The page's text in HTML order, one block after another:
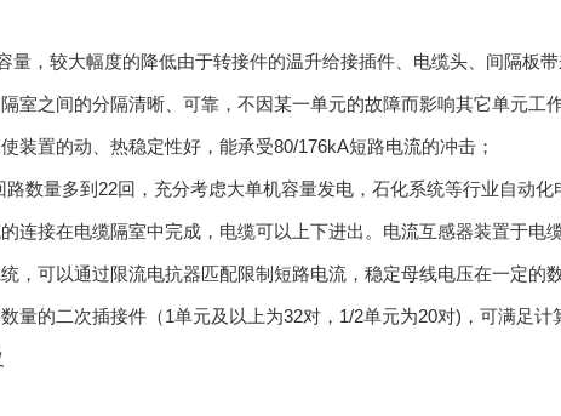
量，较大幅度的降低由于转接件的温升给接插件、电缆头、间隔板带
室之间的分隔清晰、可靠，不因某一单元的故障而影响其它单元工
装置的动、热稳定性好，能承受80/176kA短路电流的冲击；
路数量多到22回，充分考虑大单机容量发电，石化系统等行业自动化
连接在电缆隔室中完成，电缆可以上下进出。电流互感器装置于电
，可以通过限流电抗器匹配限制短路电流，稳定母线电压在一定的
量的二次插接件（1单元及以上为32对，1/2单元为20对)，可满足计